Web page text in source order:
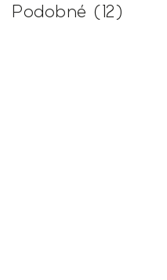
Podobné (12)